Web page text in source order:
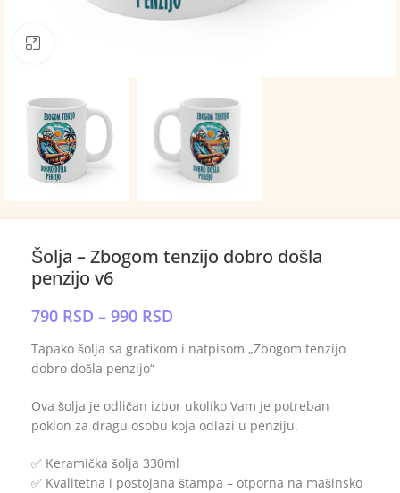
Šolja – Zbogom tenzijo dobro došla
penzijo v6
790 RSD – 990 RSD
Tapako šolja sa grafikom i natpisom „Zbogom tenzijo
dobro došla penzijo“
Ova šolja je odličan izbor ukoliko Vam je potreban
poklon za dragu osobu koja odlazi u penziju.
✅ Keramička šolja 330ml
✅ Kvalitetna i postojana štampa – otporna na mašinsko